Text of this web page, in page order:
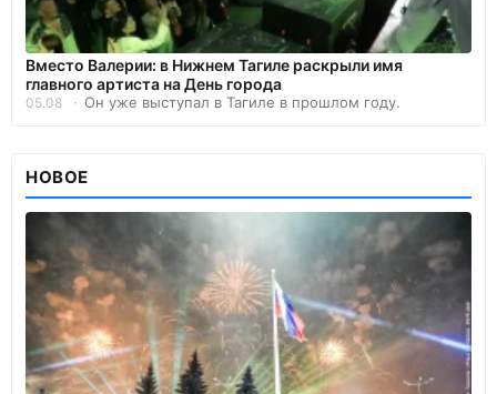
Вместо Валерии: в Нижнем Тагиле раскрыли имя
главного артиста на День города
05.08 Он уже выступал в Тагиле в прошлом году.
НОВОЕ